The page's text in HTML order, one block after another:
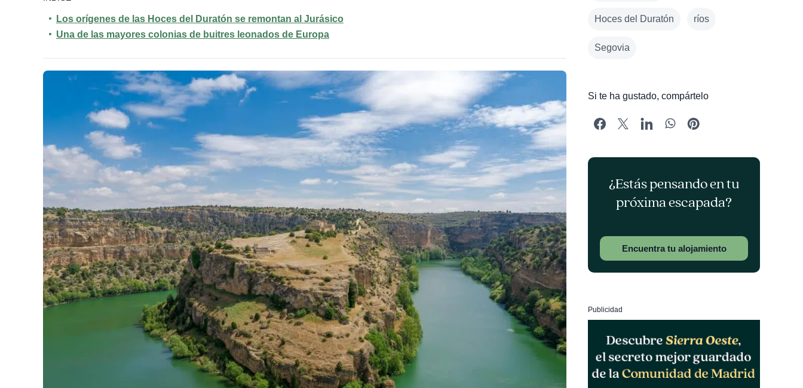
Los orígenes de las Hoces del Duratón se remontan al Jurásico
Una de las mayores colonias de buitres leonados de Europa
Hoces del Duratón ríos
Segovia
Si te ha gustado, compártelo
¿Estás pensando en tu
próxima escapada?
Encuentra tu alojamiento
Publicidad